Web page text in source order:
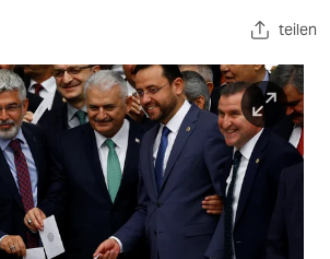
teilen